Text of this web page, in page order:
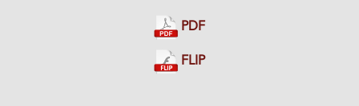
PDF
FLIP